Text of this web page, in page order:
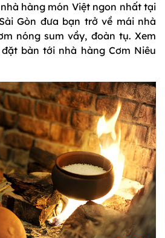
hàng món Việt ngon nhất tại
Gòn đưa bạn trở về mái nhà
nóng sum vầy, đoàn tụ. Xem
bàn tới nhà hàng Cơm Niêu